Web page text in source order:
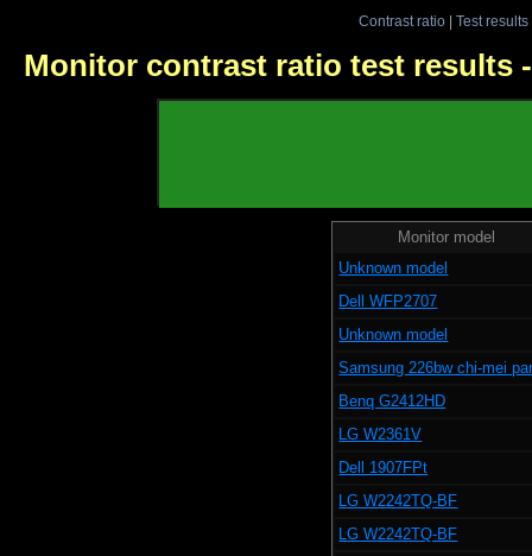
Contrast ratio| Test results
Monitor contrast ratio test results
Monitor model
Unknown model
Dell WFP2707
Unknown model
Samsung 226bw chi-mei
Benq G2412HD
LG W2361V
Dell 1907FPt
LG W2242TQ-BF
LG W2242TQ-BF